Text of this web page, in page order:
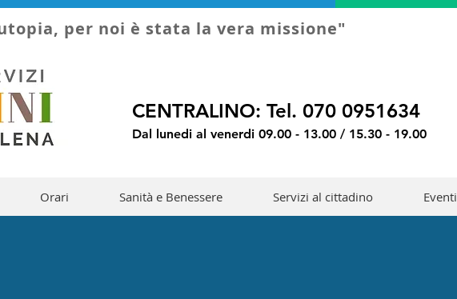
per noi è stata la vera missione"
CENTRALINO: Tel. 070 0951634
Dal lunedi al venerdi 09.00 - 13.00 / 15.30 - 19.00
Orari Sanità e Benessere Servizi al cittadino Eventi